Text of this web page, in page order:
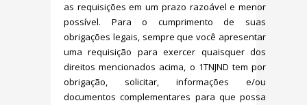
as requisições em um prazo razoável e menor
possível. Para o cumprimento de suas
obrigações legais, sempre que você apresentar
uma requisição para exercer quaisquer dos
direitos mencionados acima, o 1TNJND tem por
obrigação, solicitar, informações e/ou
documentos complementares para que possa